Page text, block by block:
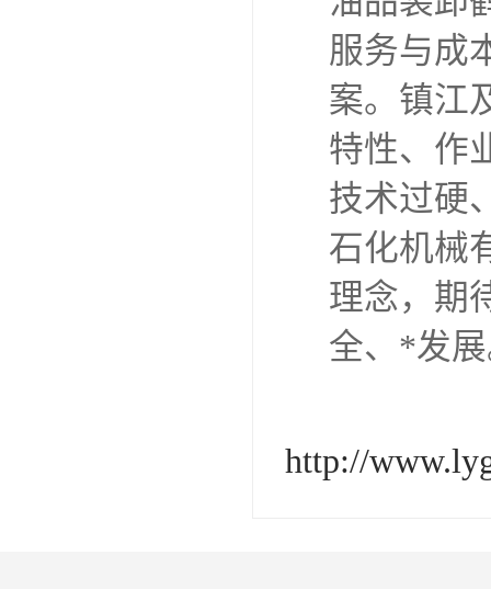
服务与成
案。镇江
特性、作
技术过硬
石化机械
理念，期
全、*发
http://